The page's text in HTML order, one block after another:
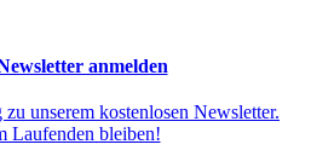
anmelden
unserem kostenlosen Newsletter.
Laufenden bleiben!